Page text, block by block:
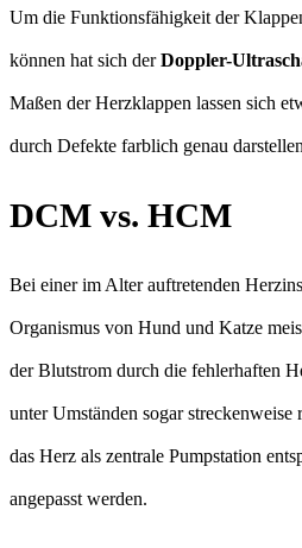
Um die Funktionsfähigkeit der
können hat sich derDoppler-
Maßen der Herzklappen lassen sich
durch Defekte farblich genau
DCM vs. HCM
Bei einer im Alter auftretenden
Organismus von Hund und Katze
der Blutstrom durch die fehlerhaften
unter Umständen sogar
das Herz als zentrale Pumpstation
angepasst werden.